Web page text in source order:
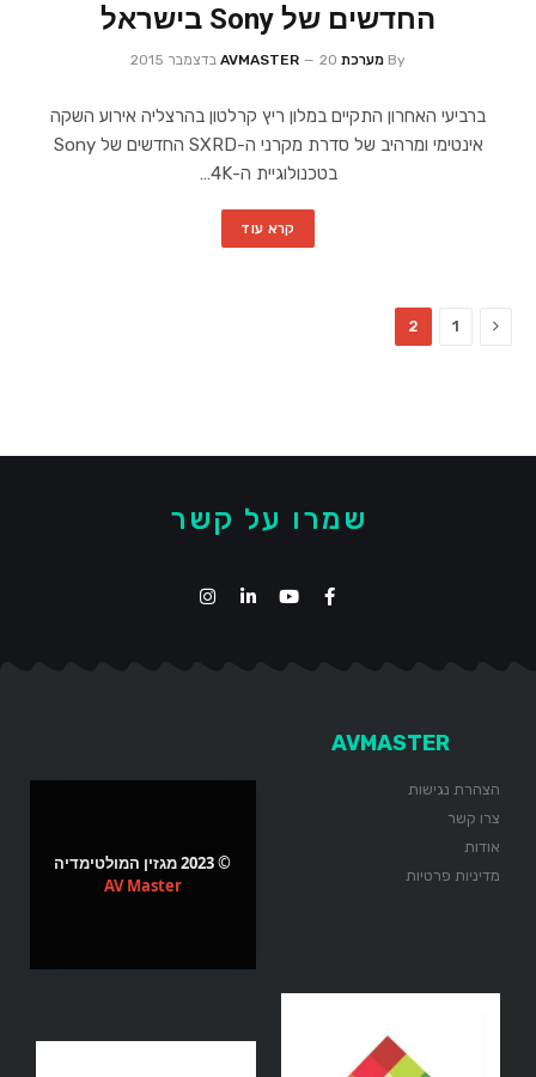
החדשים של Sony בישראל
By מערכת AVMASTER 20 בדצמבר 2015
ברביעי האחרון התקיים במלון ריץ קרלטון בהרצליה אירוע השקה
אינטימי ומרהיב של סדרת מקרני ה-SXRD החדשים של Sony
בטכנולוגיית ה-4K…
קרא עוד
Previous
1
2
שמרו על קשר
AVMASTER
הצהרת נגישות
צרו קשר
אודות
מדיניות פרטיות
© 2023 מגזין המולטימדיה
AV Master